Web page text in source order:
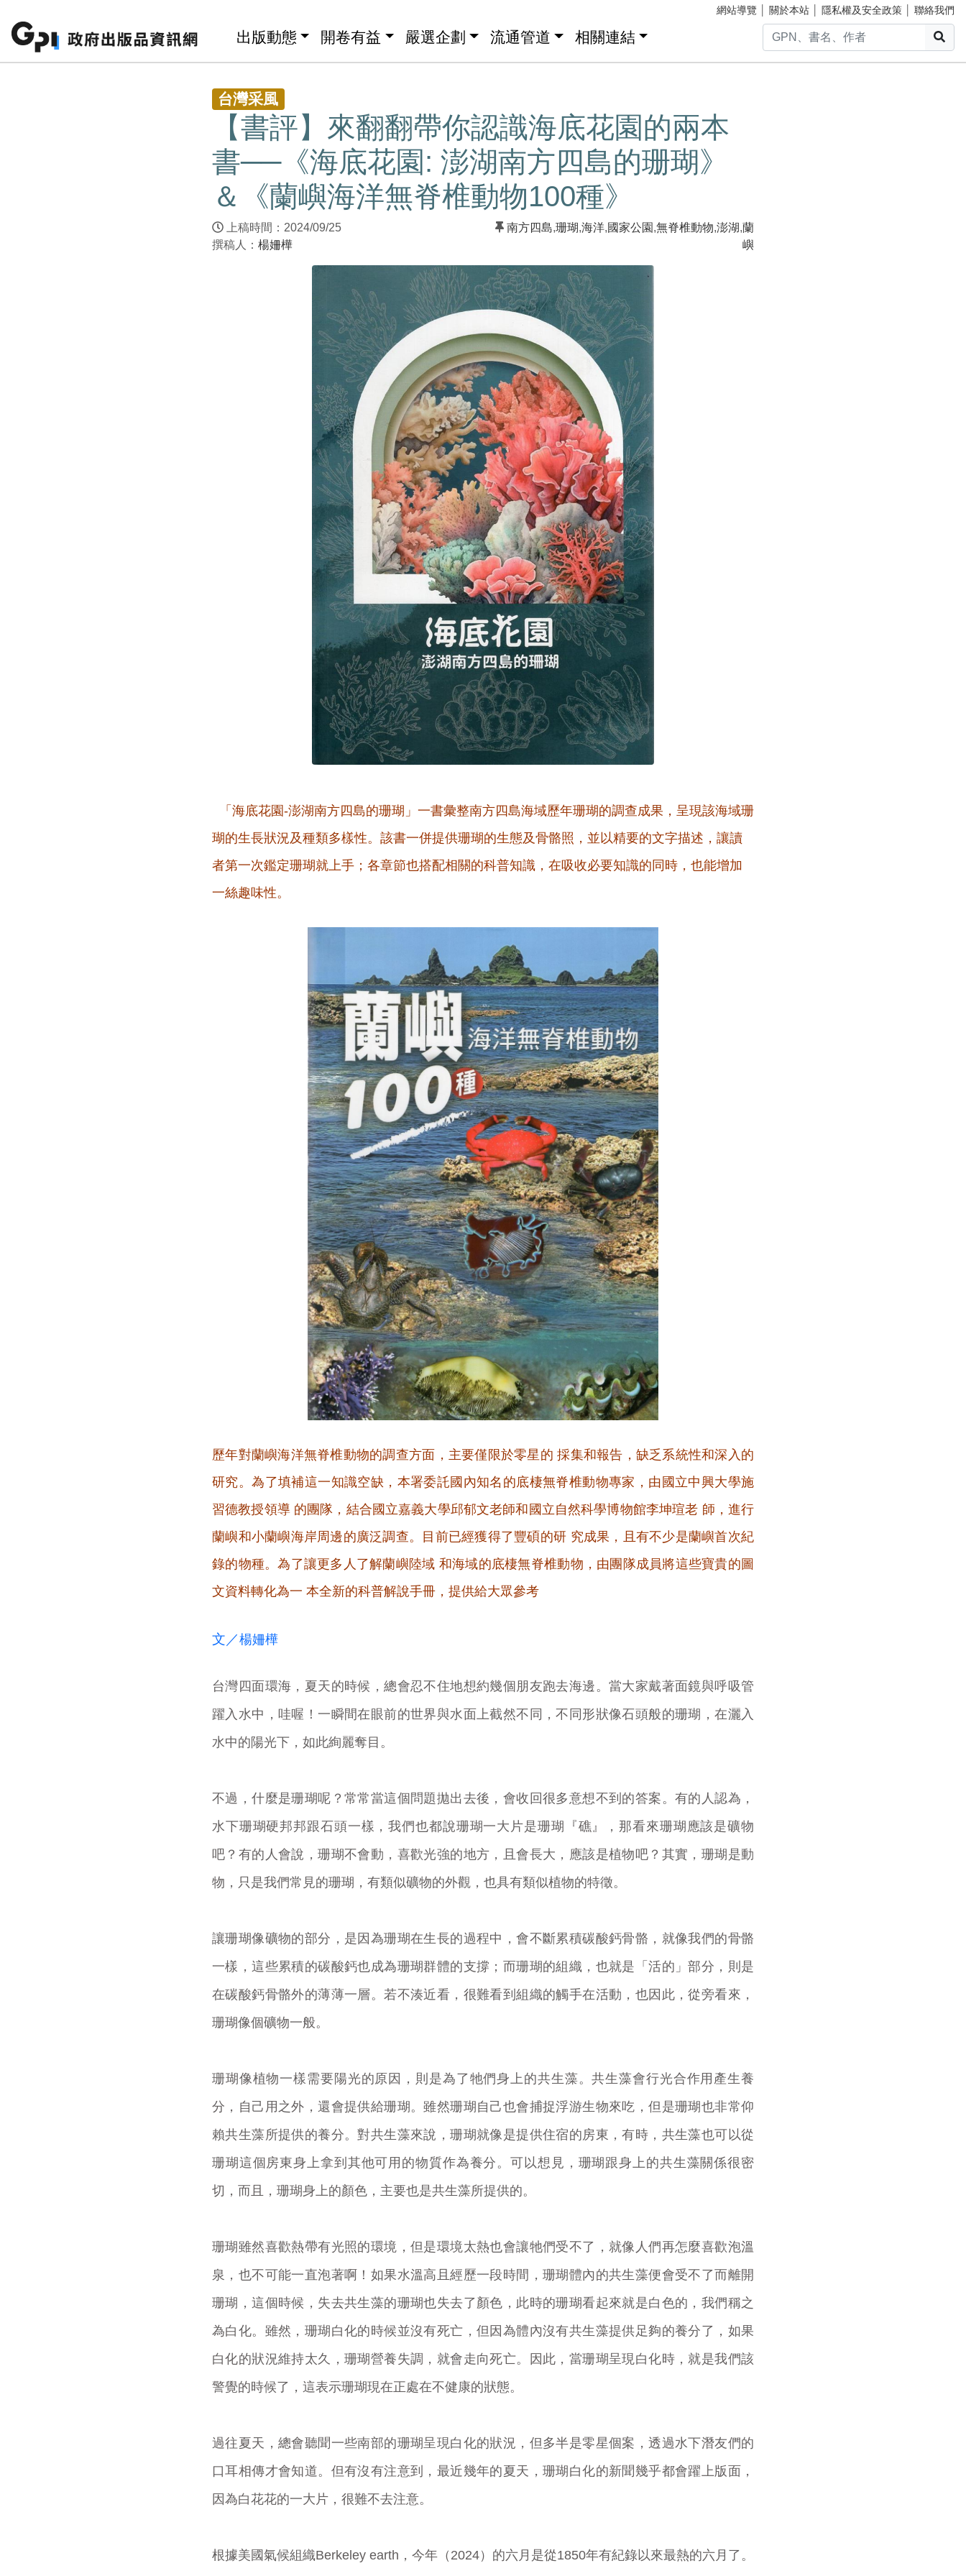
網站導覽 關於本站 隱私權及安全政策 聯絡我們
出版動態 開卷有益 嚴選企劃 流通管道 相關連結
台灣采風
【書評】來翻翻帶你認識海底花園的兩本
書──《海底花園: 澎湖南方四島的珊瑚》
＆《蘭嶼海洋無脊椎動物100種》
上稿時間：2024/09/25
撰稿人： 楊姍樺
南方四島,珊瑚,海洋,國家公園 ,無脊椎動物,澎湖,蘭
嶼
「海底花園-澎湖南方四島的珊瑚」一書彙整南方四島海域歷年珊瑚的調查成果，呈現該海域珊
瑚的生長狀況及種類多樣性。該書一併提供珊瑚的生態及骨骼照，並以精要的文字描述，讓讀
者第一次鑑定珊瑚就上手；各章節也搭配相關的科普知識，在吸收必要知識的同時，也能增加
一絲趣味性。
歷年對蘭嶼海洋無脊椎動物的調查方面，主要僅限於零星的 採集和報告，缺乏系統性和深入的
研究。為了填補這一知識空缺，本署委託國內知名的底棲無脊椎動物專家，由國立中興大學施
習德教授領導 的團隊，結合國立嘉義大學邱郁文老師和國立自然科學博物館李坤瑄老 師，進行
蘭嶼和小蘭嶼海岸周邊的廣泛調查。目前已經獲得了豐碩的研 究成果，且有不少是蘭嶼首次紀
錄的物種。為了讓更多人了解蘭嶼陸域 和海域的底棲無脊椎動物，由團隊成員將這些寶貴的圖
文資料轉化為一 本全新的科普解說手冊，提供給大眾參考
文／楊姍樺
台灣四面環海，夏天的時候，總會忍不住地想約幾個朋友跑去海邊。當大家戴著面鏡與呼吸管
躍入水中，哇喔！一瞬間在眼前的世界與水面上截然不同，不同形狀像石頭般的珊瑚，在灑入
水中的陽光下，如此絢麗奪目。
不過，什麼是珊瑚呢？常常當這個問題拋出去後，會收回很多意想不到的答案。有的人認為，
水下珊瑚硬邦邦跟石頭一樣，我們也都說珊瑚一大片是珊瑚『礁』，那看來珊瑚應該是礦物
吧？有的人會說，珊瑚不會動，喜歡光強的地方，且會長大，應該是植物吧？其實，珊瑚是動
物，只是我們常見的珊瑚，有類似礦物的外觀，也具有類似植物的特徵。
讓珊瑚像礦物的部分，是因為珊瑚在生長的過程中，會不斷累積碳酸鈣骨骼，就像我們的骨骼
一樣，這些累積的碳酸鈣也成為珊瑚群體的支撐；而珊瑚的組織，也就是「活的」部分，則是
在碳酸鈣骨骼外的薄薄一層。若不湊近看，很難看到組織的觸手在活動，也因此，從旁看來，
珊瑚像個礦物一般。
珊瑚像植物一樣需要陽光的原因，則是為了牠們身上的共生藻。共生藻會行光合作用產生養
分，自己用之外，還會提供給珊瑚。雖然珊瑚自己也會捕捉浮游生物來吃，但是珊瑚也非常仰
賴共生藻所提供的養分。對共生藻來說，珊瑚就像是提供住宿的房東，有時，共生藻也可以從
珊瑚這個房東身上拿到其他可用的物質作為養分。可以想見，珊瑚跟身上的共生藻關係很密
切，而且，珊瑚身上的顏色，主要也是共生藻所提供的。
珊瑚雖然喜歡熱帶有光照的環境，但是環境太熱也會讓牠們受不了，就像人們再怎麼喜歡泡溫
泉，也不可能一直泡著啊！如果水溫高且經歷一段時間，珊瑚體內的共生藻便會受不了而離開
珊瑚，這個時候，失去共生藻的珊瑚也失去了顏色，此時的珊瑚看起來就是白色的，我們稱之
為白化。雖然，珊瑚白化的時候並沒有死亡，但因為體內沒有共生藻提供足夠的養分了，如果
白化的狀況維持太久，珊瑚營養失調，就會走向死亡。因此，當珊瑚呈現白化時，就是我們該
警覺的時候了，這表示珊瑚現在正處在不健康的狀態。
過往夏天，總會聽聞一些南部的珊瑚呈現白化的狀況，但多半是零星個案，透過水下潛友們的
口耳相傳才會知道。但有沒有注意到，最近幾年的夏天，珊瑚白化的新聞幾乎都會躍上版面，
因為白花花的一大片，很難不去注意。
根據美國氣候組織Berkeley earth，今年（2024）的六月是從1850年有紀錄以來最熱的六月了。